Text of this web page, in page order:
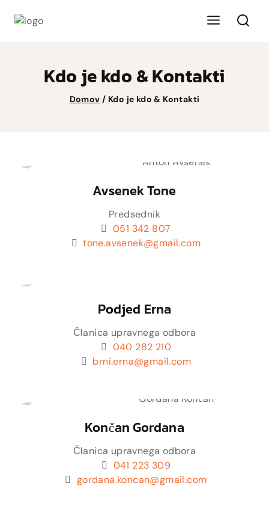
Kdo je kdo & Kontakti
Domov / Kdo je kdo & Kontakti
Avsenek Tone
Predsednik
051 342 807
tone.avsenek@gmail.com
Podjed Erna
Članica upravnega odbora
040 282 210
brni.erna@gmail.com
Končan Gordana
Članica upravnega odbora
041 223 309
gordana.koncan@gmail.com